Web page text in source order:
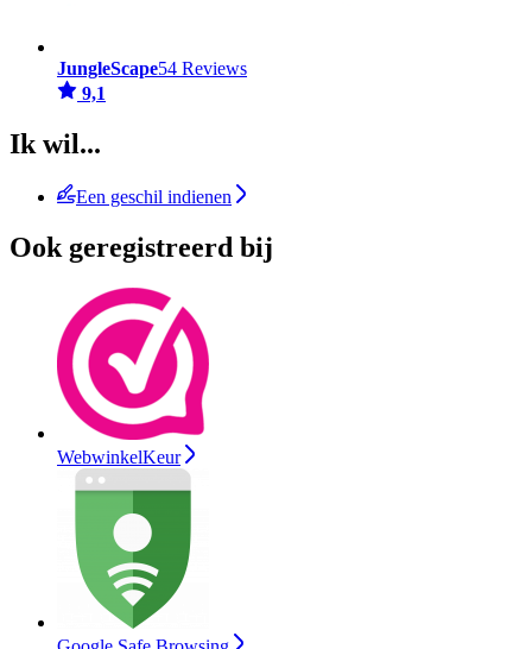
JungleScape54 Reviews
9,1
Ik wil...
Een geschil indienen
Ook geregistreerd bij
WebwinkelKeur